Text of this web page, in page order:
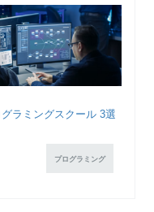
ラミングスクール 3選
プログラミング